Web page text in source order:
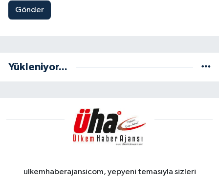
Gönder
Yükleniyor...
ulkemhaberajansicom, yepyeni temasıyla sizleri